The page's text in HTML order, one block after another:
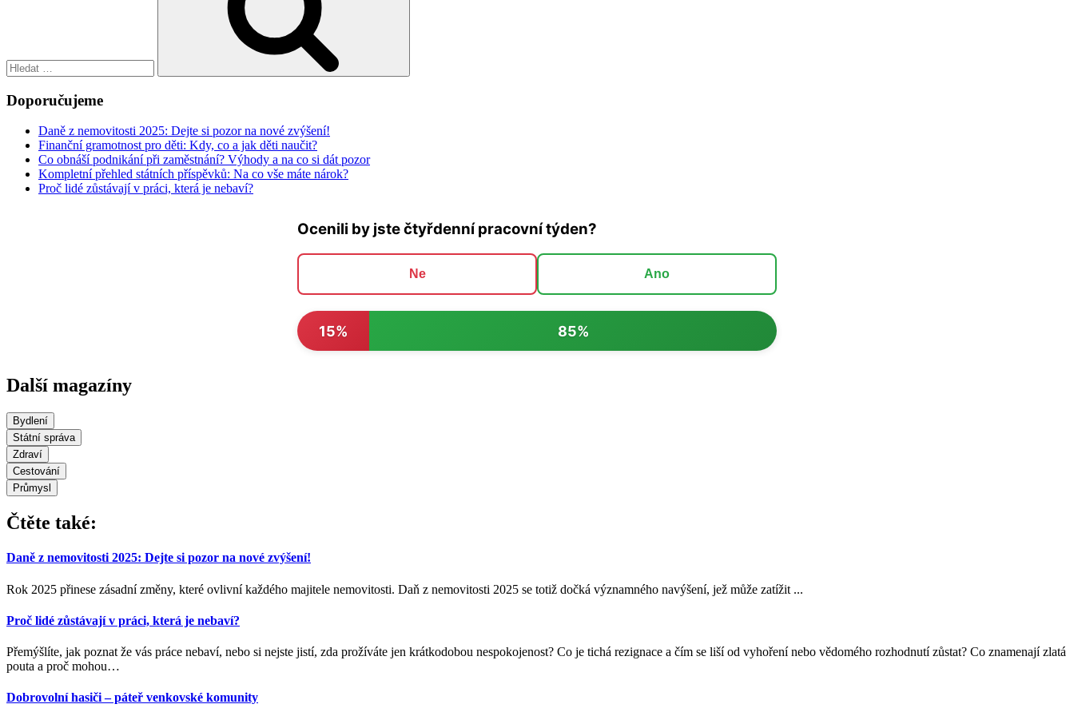
Doporučujeme
Daně z nemovitosti 2025: Dejte si pozor na nové zvýšení!
Finanční gramotnost pro děti: Kdy, co a jak děti naučit?
Co obnáší podnikání při zaměstnání? Výhody a na co si dát pozor
Kompletní přehled státních příspěvků: Na co vše máte nárok?
Proč lidé zůstávají v práci, která je nebaví?
Ocenili by jste čtyřdenní pracovní týden?
Ne Ano
15% 85%
Další magazíny
Bydlení
Státní správa
Zdraví
Cestování
Průmysl
Čtěte také:
Daně z nemovitosti 2025: Dejte si pozor na nové zvýšení!
Rok 2025 přinese zásadní změny, které ovlivní každého majitele nemovitosti. Daň z nemovitosti 2025 se totiž dočká významného navýšení, jež může zatížit ...
Proč lidé zůstávají v práci, která je nebaví?
Přemýšlíte, jak poznat že vás práce nebaví, nebo si nejste jistí, zda prožíváte jen krátkodobou nespokojenost? Co je tichá rezignace a čím se liší od vyhoření nebo vědomého rozhodnutí zůstat? Co znamenají zlatá
pouta a proč mohou…
Dobrovolní hasiči – páteř venkovské komunity